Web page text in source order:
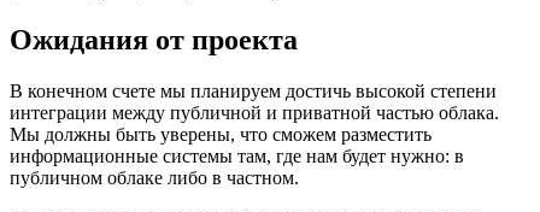
Ожидания от проекта
В конечном счете мы планируем достичь высокой степени
интеграции между публичной и приватной частью облака.
Мы должны быть уверены, что сможем разместить
информационные системы там, где нам будет нужно: в
публичном облаке либо в частном.